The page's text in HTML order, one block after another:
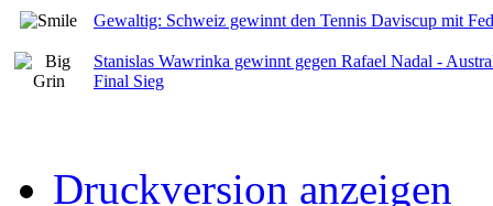
Gewaltig: Schweiz gewinnt den Tennis Daviscup mit
Stanislas Wawrinka gewinnt gegen Rafael Nadal -
Final Sieg
Druckversion anzeigen